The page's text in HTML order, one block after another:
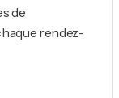
de
rendez-